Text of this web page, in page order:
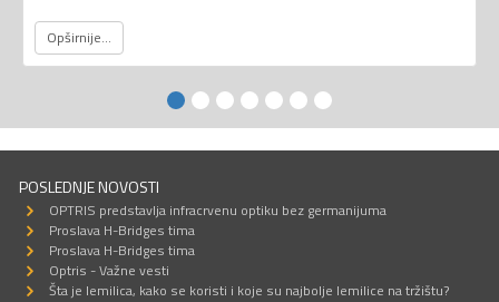
Opširnije...
POSLEDNJE NOVOSTI
OPTRIS predstavlja infracrvenu optiku bez germanijuma
Proslava H-Bridges tima
Proslava H-Bridges tima
Optris - Važne vesti
Šta je lemilica, kako se koristi i koje su najbolje lemilice na tržištu?